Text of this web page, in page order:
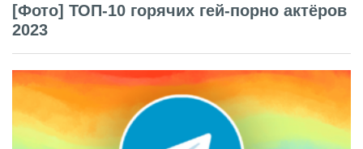
[Фото] ТОП-10 горячих гей-порно актёров
2023